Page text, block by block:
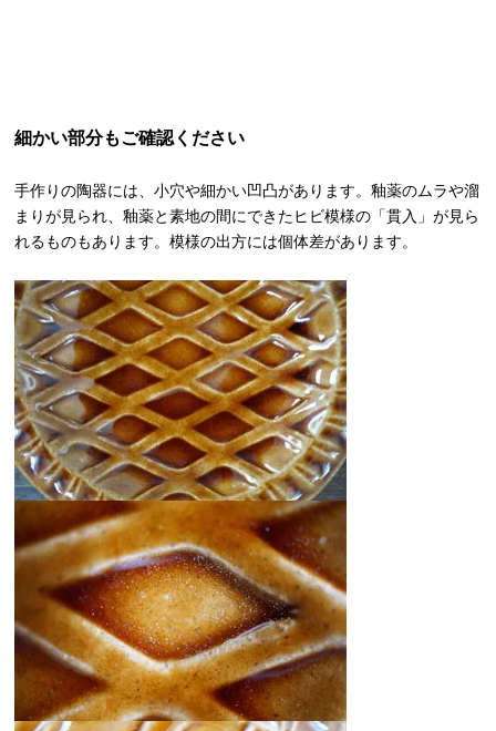
細かい部分もご確認ください
手作りの陶器には、小穴や細かい凹凸があります。釉薬のムラや溜
まりが見られ、釉薬と素地の間にできたヒビ模様の「貫入」が見ら
れるものもあります。模様の出方には個体差があります。